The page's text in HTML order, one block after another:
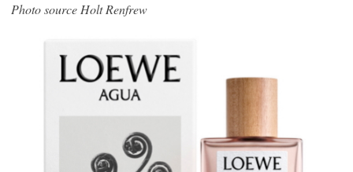
Photo source Holt Renfrew